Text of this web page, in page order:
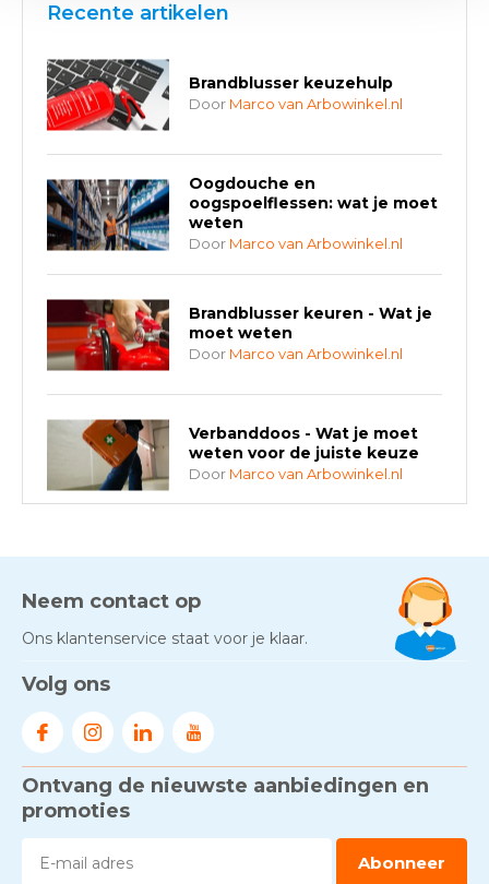
Recente artikelen
Brandblusser keuzehulp
Door Marco van Arbowinkel.nl
Oogdouche en
oogspoelflessen: wat je moet
weten
Door Marco van Arbowinkel.nl
Brandblusser keuren - Wat je
moet weten
Door Marco van Arbowinkel.nl
Verbanddoos - Wat je moet
weten voor de juiste keuze
Door Marco van Arbowinkel.nl
AED-apparaten - Welke past
Door Marco van Arbowinkel.nl
Door
Voorkom brand met
rookmelders, hittemelders en
DoorMarco van Arbowinkel.nl
Neem contact op
Ons klantenservice staat voor je klaar.
Volg ons
Ontvang de nieuwste aanbiedingen en
promoties
Abonneer